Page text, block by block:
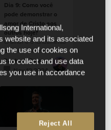
Dia 9: Como você
pode demonstrar o
amor de Cristo aos
outros hoje?
O amor é o fundamento
de uma comunidade
saudável.
Raphael Galante
Nov 12 2024
International,
website and its associated
the use of cookies on
to collect and use data
you use in accordance
Reject All